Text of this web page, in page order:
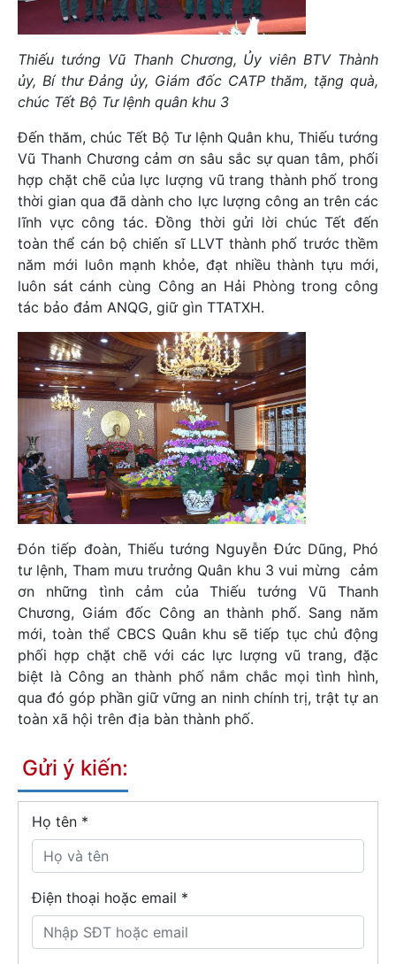
Thiếu tướng Vũ Thanh Chương, Ủy viên BTV Thành
ủy, Bí thư Đảng ủy, Giám đốc CATP thăm, tặng quà,
chúc Tết Bộ Tư lệnh quân khu 3
Đến thăm, chúc Tết Bộ Tư lệnh Quân khu, Thiếu tướng
Vũ Thanh Chương cảm ơn sâu sắc sự quan tâm, phối
hợp chặt chẽ của lực lượng vũ trang thành phố trong
thời gian qua đã dành cho lực lượng công an trên các
lĩnh vực công tác. Đồng thời gửi lời chúc Tết đến
toàn thể cán bộ chiến sĩ LLVT thành phố trước thềm
năm mới luôn mạnh khỏe, đạt nhiều thành tựu mới,
luôn sát cánh cùng Công an Hải Phòng trong công
tác bảo đảm ANQG, giữ gìn TTATXH.
Đón tiếp đoàn, Thiếu tướng Nguyễn Đức Dũng, Phó
tư lệnh, Tham mưu trưởng Quân khu 3 vui mừng cảm
ơn những tình cảm của Thiếu tướng Vũ Thanh
Chương, Giám đốc Công an thành phố. Sang năm
mới, toàn thể CBCS Quân khu sẽ tiếp tục chủ động
phối hợp chặt chẽ với các lực lượng vũ trang, đặc
biệt là Công an thành phố nắm chắc mọi tình hình,
qua đó góp phần giữ vững an ninh chính trị, trật tự an
toàn xã hội trên địa bàn thành phố.
Gửi ý kiến:
Họ tên *
Điện thoại hoặc email *